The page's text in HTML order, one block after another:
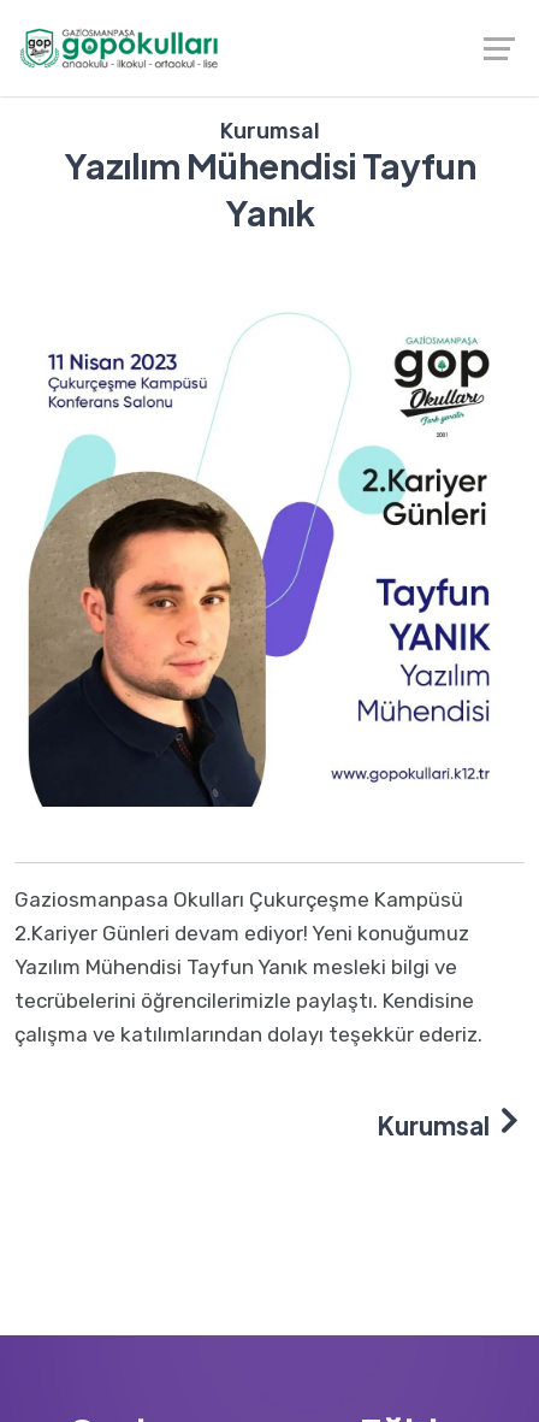
Kurumsal
Yazılım Mühendisi Tayfun
Yanık
Gaziosmanpasa Okulları Çukurçeşme Kampüsü
2.Kariyer Günleri devam ediyor! Yeni konuğumuz
Yazılım Mühendisi Tayfun Yanık mesleki bilgi ve
tecrübelerini öğrencilerimizle paylaştı. Kendisine
çalışma ve katılımlarından dolayı teşekkür ederiz.
Kurumsal